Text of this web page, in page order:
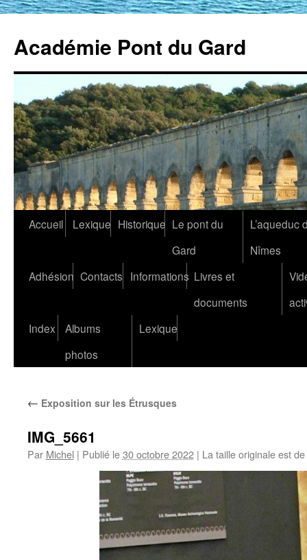
Académie Pont du Gard
Aller
contenu
Accueil Lexique Historique Le pont du
Gard
L’aqueduc
Nîmes
Adhésion Contacts Informations Livres et
documents
Index
Albums
photos
Lexique
← Exposition sur les Étrusques
IMG_5661
Par Michel | Publié le 30 octobre 2022 | La taille originale est de